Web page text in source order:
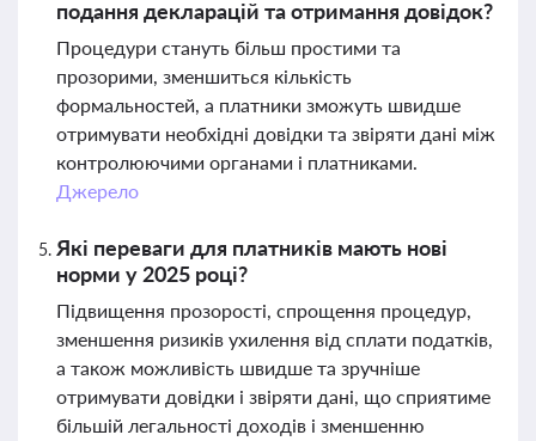
подання декларацій та отримання довідок?
Процедури стануть більш простими та
прозорими, зменшиться кількість
формальностей, а платники зможуть швидше
отримувати необхідні довідки та звіряти дані між
контролюючими органами і платниками.
Джерело
Які переваги для платників мають нові
норми у 2025 році?
Підвищення прозорості, спрощення процедур,
зменшення ризиків ухилення від сплати податків,
а також можливість швидше та зручніше
отримувати довідки і звіряти дані, що сприятиме
більшій легальності доходів і зменшенню